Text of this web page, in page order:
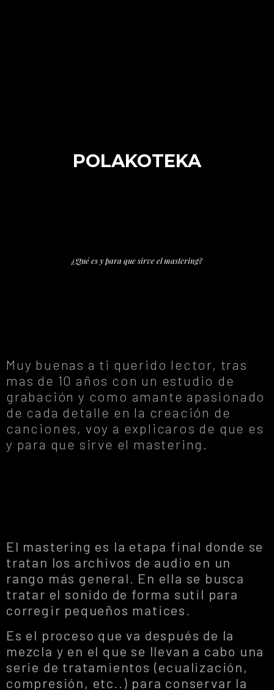
POLAKOTEKA
¿Qué es y para que sirve el mastering?
Muy buenas a ti querido lector, tras
mas de 10 años con un estudio de
grabación y como amante apasionado
de cada detalle en la creación de
canciones, voy a explicaros de que es
y para que sirve el mastering.
El mastering es la etapa final donde se
tratan los archivos de audio en un
rango más general. En ella se busca
tratar el sonido de forma sutil para
corregir pequeños matices.
Es el proceso que va después de la
mezcla y en el que se llevan a cabo una
serie de tratamientos (ecualización,
compresión, etc..) para conservar la